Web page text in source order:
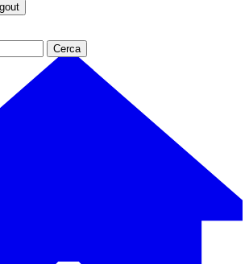
Cerca